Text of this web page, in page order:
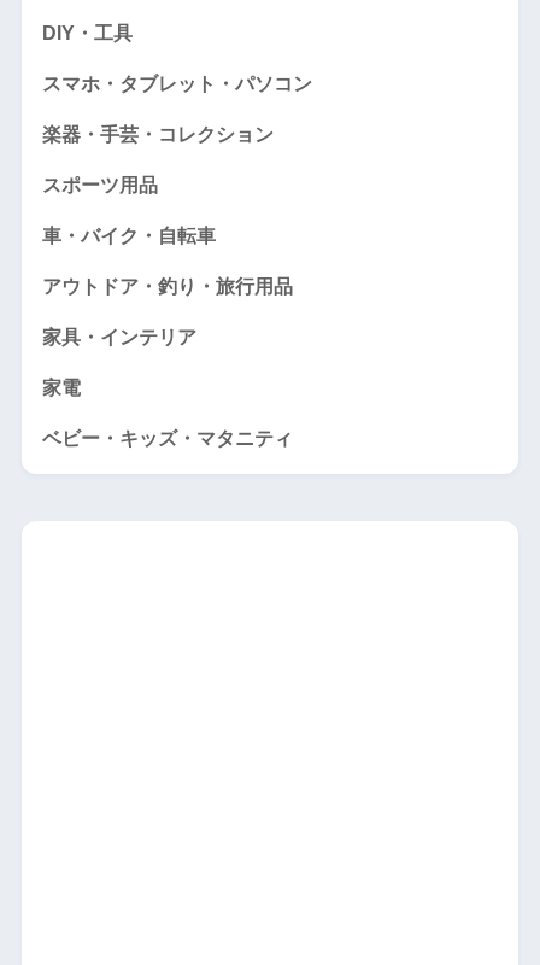
DIY・工具
スマホ・タブレット・パソコン
楽器・手芸・コレクション
スポーツ用品
車・バイク・自転車
アウトドア・釣り・旅行用品
家具・インテリア
家電
ベビー・キッズ・マタニティ